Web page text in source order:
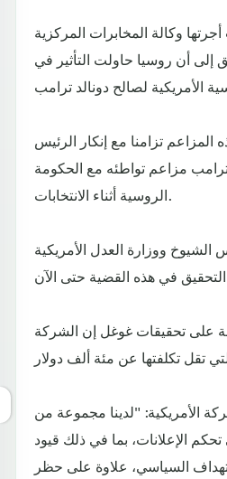
وكالة المخابرات المركزية
إلى أن روسيا حاولت التأثير في
تزامنا مع إنكار الرئيس
ترامب مزاعم تواطئه مع الحكومة
الروسية أثناء الانتخابات.
ووزارة العدل الأمريكية
على تحقيقات غوغل إن الشركة
الأمريكية: "لدينا مجموعة من
الإعلانات، بما في ذلك قيود
السياسي، علاوة على حظر